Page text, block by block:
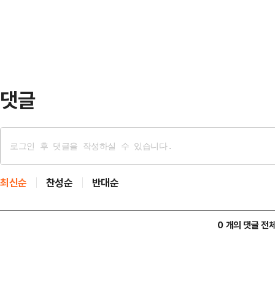
댓글
최신순 찬성순 반대순
0 개의 댓글 전